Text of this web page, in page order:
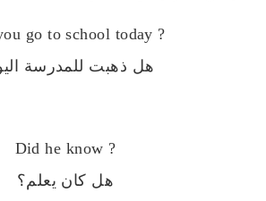
go to school today ?
هل ذهبت للمدرسة
Did he know ?
هل كان يعلم؟